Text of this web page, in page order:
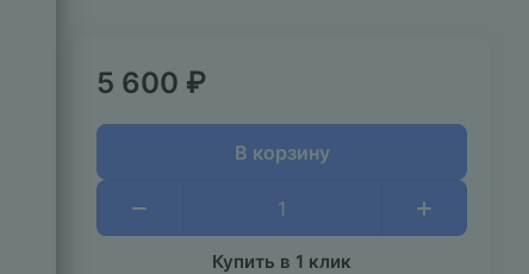
5 600 ₽
В корзину
Купить в 1 клик